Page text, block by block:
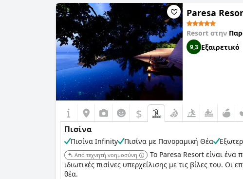
Paresa
Resort στην
9,3 Εξαιρετικό
$
Πισίνα
Πισίνα Infinity Πισίνα με Πανοραμική Θέα
Από τεχνητή νοημοσύνη
Το Paresa Resort είναι
ιδιωτικές πισίνες υπερχείλισης με τις βίλες του. Οι
θέα.